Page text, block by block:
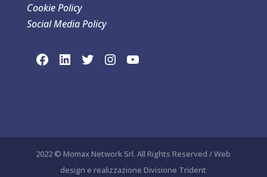
Cookie Policy
Social Media Policy
link social Facebook
link sociaLinkedln
link social Twitterlink social Instagram
link social YouTube
2022 © Momax Network Srl. All Rights Reserved / Web
design e realizzazione Divisione Trident